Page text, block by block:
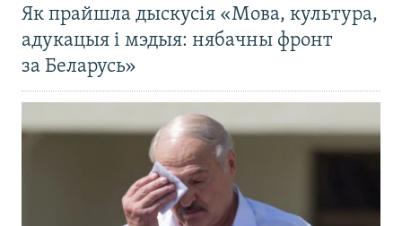
Як прайшла дыскусія «Мова, культура,
адукацыя і мэдыя: нябачны фронт
за Беларусь»